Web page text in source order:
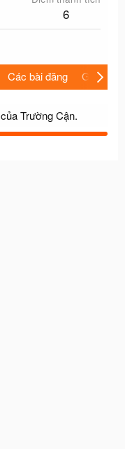
6
Các bài đăng Giới thiệu
Trường Cận.